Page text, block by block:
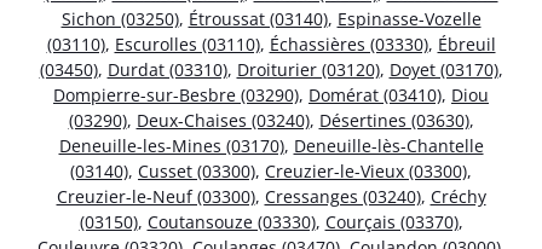
Sichon (03250), Étroussat (03140), Espinasse-Vozelle
(03110), Escurolles (03110), Échassières (03330), Ébreuil
(03450), Durdat (03310), Droiturier (03120), Doyet (03170),
Dompierre-sur-Besbre (03290), Domérat (03410), Diou
(03290), Deux-Chaises (03240), Désertines (03630),
Deneuille-les-Mines (03170), Deneuille-lès-Chantelle
(03140), Cusset (03300), Creuzier-le-Vieux (03300),
Creuzier-le-Neuf (03300), Cressanges (03240), Créchy
(03150), Coutansouze (03330), Courçais (03370),